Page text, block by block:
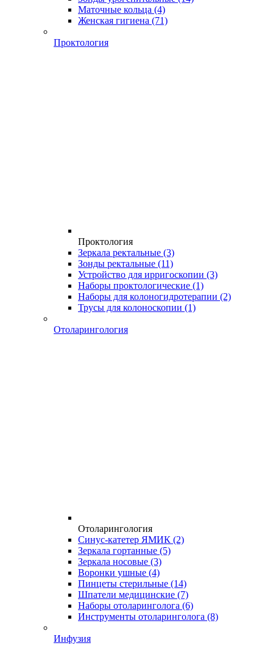
Маточные кольца (4)
Женская гигиена (71)
Проктология
Проктология
Зеркала ректальные (3)
Зонды ректальные (11)
Устройство для ирригоскопии (3)
Наборы проктологические (1)
Наборы для колоногидротерапии (2)
Трусы для колоноскопии (1)
Отоларингология
Отоларингология
Синус-катетер ЯМИК (2)
Зеркала гортанные (5)
Зеркала носовые (3)
Воронки ушные (4)
Пинцеты стерильные (14)
Шпатели медицинские (7)
Наборы отоларинголога (6)
Инструменты отоларинголога (8)
Инфузия